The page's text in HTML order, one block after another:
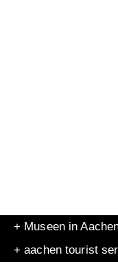
+ Museen in
+ aachen tourist